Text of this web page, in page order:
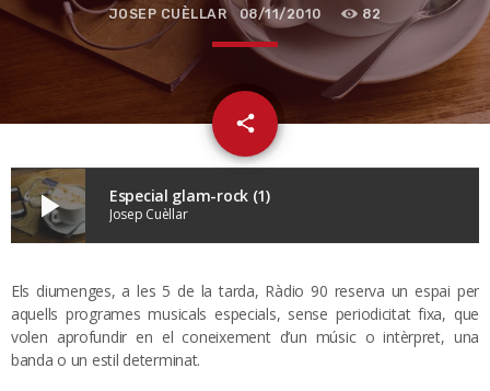
JOSEP CUÈLLAR 08/11/2010 82
share
email
play_arrow Especial glam-rock (1)
Josep Cuèllar
Els diumenges, a les 5 de la tarda, Ràdio 90 reserva un espai per
aquells programes musicals especials, sense periodicitat fixa, que
volen aprofundir en el coneixement d’un músic o intèrpret, una
banda o un estil determinat.